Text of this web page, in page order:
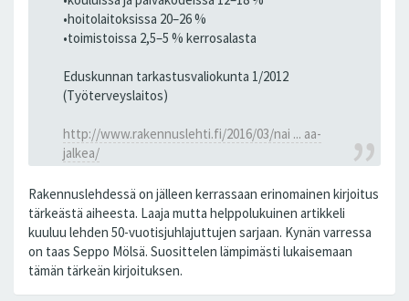
•hoitolaitoksissa 20–26 %
•toimistoissa 2,5–5 % kerrosalasta
Eduskunnan tarkastusvaliokunta 1/2012
(Työterveyslaitos)
http://www.rakennuslehti.fi/2016/03/nai ... aa-
jalkea/
Rakennuslehdessä on jälleen kerrassaan erinomainen kirjoitus
tärkeästä aiheesta. Laaja mutta helppolukuinen artikkeli
kuuluu lehden 50-vuotisjuhlajuttujen sarjaan. Kynän varressa
on taas Seppo Mölsä. Suosittelen lämpimästi lukaisemaan
tämän tärkeän kirjoituksen.